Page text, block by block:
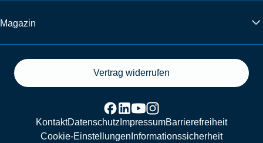
Magazin
Vertrag widerrufen
KontaktDatenschutz ImpressumBarrierefreiheit
Cookie-Einstellungen Informationssicherheit